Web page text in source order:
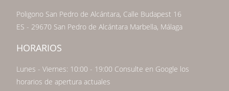
Poligono San Pedro de Alcántara, Calle Budapest 16
ES - 29670 San Pedro de Alcántara Marbella, Málaga
HORARIOS
Lunes - Viernes: 10:00 - 19:00 Consulte en Google los
horarios de apertura actuales